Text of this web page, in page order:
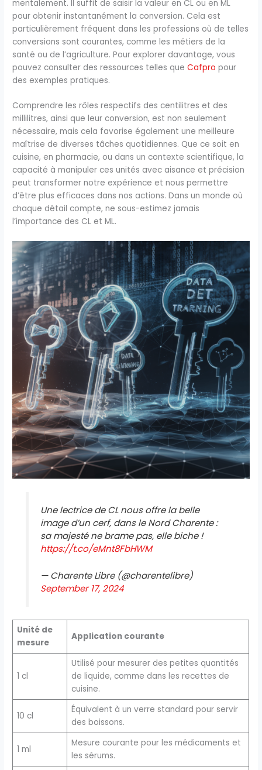
mentalement. Il suffit de saisir la valeur en CL ou en ML
pour obtenir instantanément la conversion. Cela est
particulièrement fréquent dans les professions où de telles
conversions sont courantes, comme les métiers de la
santé ou de l’agriculture. Pour explorer davantage, vous
pouvez consulter des ressources telles queCafpro pour
des exemples pratiques.
Comprendre les rôles respectifs des centilitres et des
millilitres, ainsi que leur conversion, est non seulement
nécessaire, mais cela favorise également une meilleure
maîtrise de diverses tâches quotidiennes. Que ce soit en
cuisine, en pharmacie, ou dans un contexte scientifique, la
capacité à manipuler ces unités avec aisance et précision
peut transformer notre expérience et nous permettre
d’être plus efficaces dans nos actions. Dans un monde où
chaque détail compte, ne sous-estimez jamais
l’importance des CL et ML.
Une lectrice de CL nous offre la belle
image d’un cerf, dans le Nord Charente :
sa majesté ne brame pas, elle biche !
https://t.co/eMnt8FbHWM
— Charente Libre (@charentelibre)
September 17, 2024
Unité de
mesure
Application courante
1 cl
Utilisé pour mesurer des petites quantités
de liquide, comme dans les recettes de
cuisine.
10 cl
Équivalent à un verre standard pour servir
des boissons.
1 ml
Mesure courante pour les médicaments et
les sérums.